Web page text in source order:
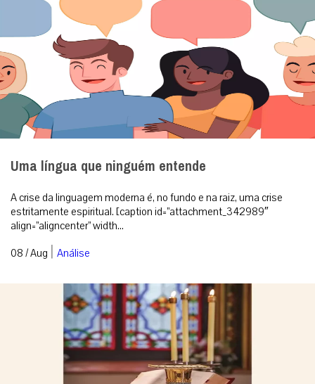
Uma língua que ninguém entende
A crise da linguagem moderna é, no fundo e na raiz, uma crise
estritamente espiritual. [caption id=”attachment_342989″
align=”aligncenter” width...
08 / Aug | Análise